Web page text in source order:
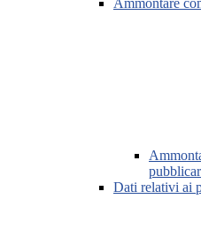
Ammontare
Dati relativi ai